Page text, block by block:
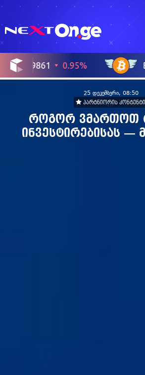
25 დეკემბერი, 08:50
პარტნიორის კონტენტი
როგორ ვმართოთ
ინვესტირებისას —